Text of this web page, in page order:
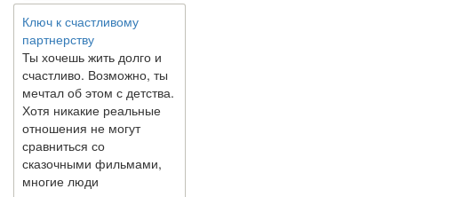
Ключ к счастливому
партнерству
Ты хочешь жить долго и
счастливо. Возможно, ты
мечтал об этом с детства.
Хотя никакие реальные
отношения не могут
сравниться со
сказочными фильмами,
многие люди
наслаждаются...